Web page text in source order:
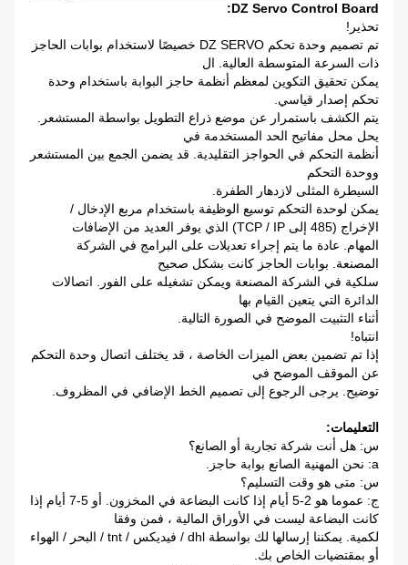
DZ Servo Control Board:
تحذير!
تم تصميم وحدة تحكم DZ SERVO خصيصًا لاستخدام بوابات الحاجز
ذات السرعة المتوسطة العالية. ال
يمكن تحقيق التكوين لمعظم أنظمة حاجز البوابة باستخدام وحدة
تحكم إصدار قياسي.
يتم الكشف باستمرار عن موضع ذراع التطويل بواسطة المستشعر.
يحل محل مفاتيح الحد المستخدمة في
أنظمة التحكم في الحواجز التقليدية. قد يضمن الجمع بين المستشعر
ووحدة التحكم
السيطرة المثلى لازدهار الطفرة.
يمكن لوحدة التحكم توسيع الوظيفة باستخدام مربع الإدخال /
الإخراج (485 إلى TCP / IP) الذي يوفر العديد من الإضافات
المهام. عادة ما يتم إجراء تعديلات على البرامج في الشركة
المصنعة. بوابات الحاجز كانت بشكل صحيح
سلكية في الشركة المصنعة ويمكن تشغيله على الفور. اتصالات
الدائرة التي يتعين القيام بها
أثناء التثبيت الموضح في الصورة التالية.
انتباه!
إذا تم تضمين بعض الميزات الخاصة ، قد يختلف اتصال وحدة التحكم
عن الموقف الموضح في
توضيح. يرجى الرجوع إلى تصميم الخط الإضافي في المظروف.
التعليمات:
س: هل أنت شركة تجارية أو الصانع؟
a: نحن المهنية الصانع بوابة حاجز.
س: متى هو وقت التسليم؟
ج: عموما هو 2-5 أيام إذا كانت البضاعة في المخزون.
أو 5-7 أيام إذا
كانت البضاعة ليست في الأوراق المالية ، فمن وفقا
لكمية. يمكننا إرسالها لك بواسطة dhl / فيديكس / tnt / البحر / الهواء
أو بمقتضيات الخاص بك.